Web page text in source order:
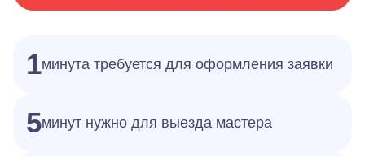
1минута требуется для оформления заявки
5минут нужно для выезда мастера